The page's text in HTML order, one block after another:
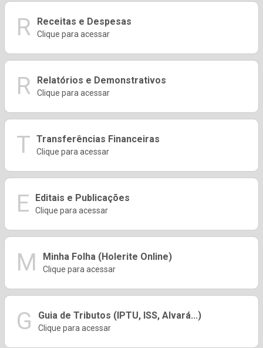
R Receitas e Despesas
Clique para acessar
R Relatórios e Demonstrativos
Clique para acessar
T Transferências Financeiras
Clique para acessar
E Editais e Publicações
Clique para acessar
M Minha Folha (Holerite Online)
Clique para acessar
G Guia de Tributos (IPTU, ISS, Alvará...)
Clique para acessar